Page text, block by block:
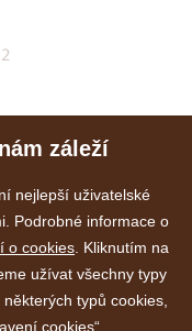
záleží
nejlepší uživatelské
Podrobné informace o
o cookies . Kliknutím na
užívat všechny typy
typů cookies,
cookies“.